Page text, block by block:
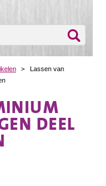
>
Lassen van
DEEL